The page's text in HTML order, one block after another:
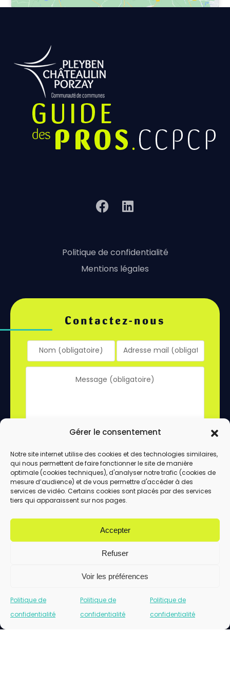
Gérer le consentement
Notre site internet utilise des cookies et des technologies similaires,
qui nous permettent de faire fonctionner le site de manière
optimale (cookies techniques), d'analyser notre trafic (cookies de
mesure d’audience) et de vous permettre d'accéder à des
services de vidéo. Certains cookies sont placés par des services
tiers qui apparaissent sur nos pages.
Accepter
Refuser
Voir les préférences
Politique de
confidentialité
Politique de
confidentialité
Politique de
confidentialité
Politique de confidentialité
Mentions légales
Contactez-nous
En utilisant ce formulaire, vous acceptez le
stockage et le traitement de vos données
par ce site.